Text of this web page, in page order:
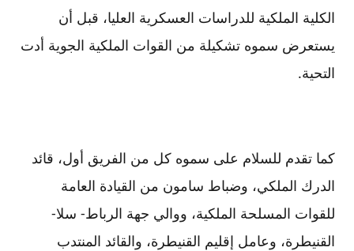
الكلية الملكية للدراسات العسكرية العليا، قبل أن
يستعرض سموه تشكيلة من القوات الملكية الجوية أدت
التحية.
كما تقدم للسلام على سموه كل من الفريق أول، قائد
الدرك الملكي، وضباط سامون من القيادة العامة
للقوات المسلحة الملكية، ووالي جهة الرباط- سلا-
القنيطرة، وعامل إقليم القنيطرة، والقائد المنتدب